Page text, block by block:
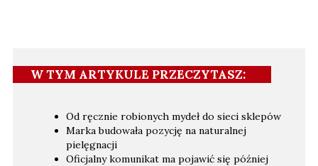
W TYM ARTYKULE PRZECZYTASZ:
Od ręcznie robionych mydeł do sieci sklepów
Marka budowała pozycję na naturalnej
pielęgnacji
Oficjalny komunikat ma pojawić się później